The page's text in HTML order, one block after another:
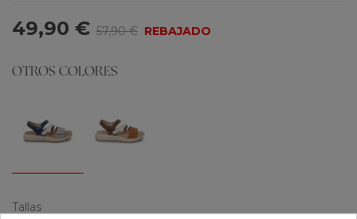
49,90 € 57,90 € REBAJADO
OTROS COLORES
Tallas